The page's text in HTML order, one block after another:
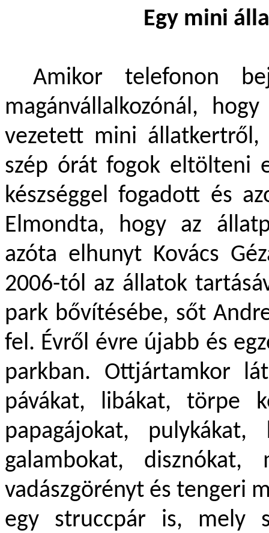
Egy mini
Amikor telefonon
magánvállalkozónál,
vezetett mini
szép órát fogok eltölteni
készséggel fogadott és
Elmondta, hogy az
azóta elhunyt Kovács
2006-tól az állatok
park bővítésébe, sőt
fel. Évről évre újabb és
parkban. Ottjártamkor
pávákat, libákat, törpe
papagájokat, pulykákat,
galambokat, disznókat,
vadászgörényt és tengeri
egy struccpár is, mely